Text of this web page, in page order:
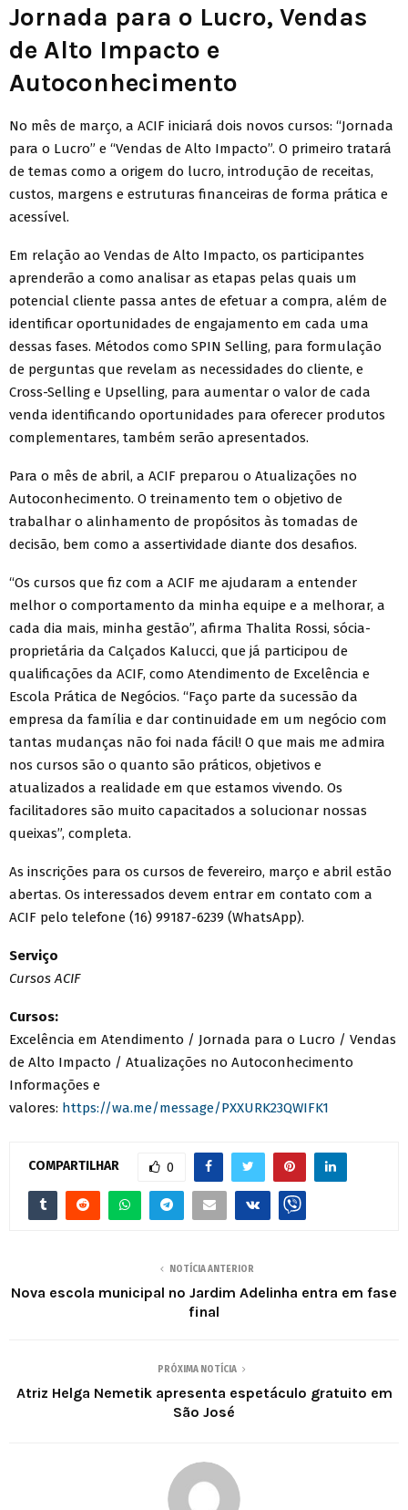
Jornada para o Lucro, Vendas
de Alto Impacto e
Autoconhecimento
No mês de março, a ACIF iniciará dois novos cursos: “Jornada
para o Lucro” e “Vendas de Alto Impacto”. O primeiro tratará
de temas como a origem do lucro, introdução de receitas,
custos, margens e estruturas financeiras de forma prática e
acessível.
Em relação ao Vendas de Alto Impacto, os participantes
aprenderão a como analisar as etapas pelas quais um
potencial cliente passa antes de efetuar a compra, além de
identificar oportunidades de engajamento em cada uma
dessas fases. Métodos como SPIN Selling, para formulação
de perguntas que revelam as necessidades do cliente, e
Cross-Selling e Upselling, para aumentar o valor de cada
venda identificando oportunidades para oferecer produtos
complementares, também serão apresentados.
Para o mês de abril, a ACIF preparou o Atualizações no
Autoconhecimento. O treinamento tem o objetivo de
trabalhar o alinhamento de propósitos às tomadas de
decisão, bem como a assertividade diante dos desafios.
“Os cursos que fiz com a ACIF me ajudaram a entender
melhor o comportamento da minha equipe e a melhorar, a
cada dia mais, minha gestão”, afirma Thalita Rossi, sócia-
proprietária da Calçados Kalucci, que já participou de
qualificações da ACIF, como Atendimento de Excelência e
Escola Prática de Negócios. “Faço parte da sucessão da
empresa da família e dar continuidade em um negócio com
tantas mudanças não foi nada fácil! O que mais me admira
nos cursos são o quanto são práticos, objetivos e
atualizados a realidade em que estamos vivendo. Os
facilitadores são muito capacitados a solucionar nossas
queixas”, completa.
As inscrições para os cursos de fevereiro, março e abril estão
abertas. Os interessados devem entrar em contato com a
ACIF pelo telefone (16) 99187-6239 (WhatsApp).
Serviço
Cursos ACIF
Cursos:
Excelência em Atendimento / Jornada para o Lucro / Vendas
de Alto Impacto / Atualizações no Autoconhecimento
Informações e
valores: https://wa.me/message/PXXURK23QWIFK1
COMPARTILHAR 0
NOTÍCIA ANTERIOR
Nova escola municipal no Jardim Adelinha entra em fase
final
PRÓXIMA NOTÍCIA
Atriz Helga Nemetik apresenta espetáculo gratuito em
São José